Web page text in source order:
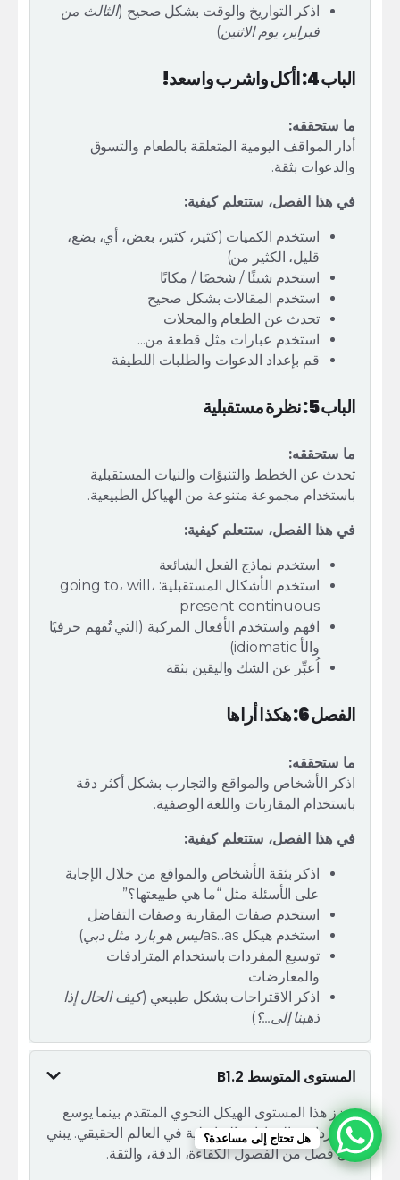
اذكر التواريخ والوقت بشكل صحيح (الثالث من
فبراير، يوم الاثنين)
الباب 4: اأكل واشرب واسعد!
ما ستحققه:
أدار المواقف اليومية المتعلقة بالطعام والتسوق
والدعوات بثقة.
في هذا الفصل، ستتعلم كيفية:
استخدم الكميات (كثير، كثير، بعض، أي، بضع،
قليل، الكثير من)
استخدم شيئًا / شخصًا / مكانًا
استخدم المقالات بشكل صحيح
تحدث عن الطعام والمحلات
استخدم عبارات مثل قطعة من...
قم بإعداد الدعوات والطلبات اللطيفة
الباب 5: نظرة مستقبلية
ما ستحققه:
تحدث عن الخطط والتنبؤات والنيات المستقبلية
باستخدام مجموعة متنوعة من الهياكل الطبيعية.
في هذا الفصل، ستتعلم كيفية:
استخدم نماذج الفعل الشائعة
استخدم الأشكال المستقبلية: going to، will،
present continuous
افهم واستخدم الأفعال المركبة (التي تُفهم حرفيًا
والأ idiomatic)
اُعبِّر عن الشك واليقين بثقة
الفصل 6: هكذا أراها
ما ستحققه:
اذكر الأشخاص والمواقع والتجارب بشكل أكثر دقة
باستخدام المقارنات واللغة الوصفية.
في هذا الفصل، ستتعلم كيفية:
اذكر بثقة الأشخاص والمواقع من خلال الإجابة
على الأسئلة مثل “ما هي طبيعتها؟”
استخدم صفات المقارنة وصفات التفاضل
استخدم هيكل as...as
ليس هو بارد مثل دبي)
توسيع المفردات باستخدام المترادفات
والمعارضات
اذكر الاقتراحات بشكل طبيعي (كيف الحال إذا
ذهبنا إلى...؟)
المستوى المتوسط B1.2
يعزز هذا المستوى الهيكل النحوي المتقدم بينما يوسع
المفردات والمهارات التواصلية في العالم الحقيقي. يبني
كل فصل من الفصول الكفاءة، الدقة، والثقة.
هل تحتاج إلى مساعدة؟